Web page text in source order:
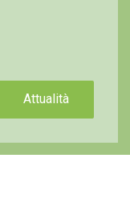
Attualità